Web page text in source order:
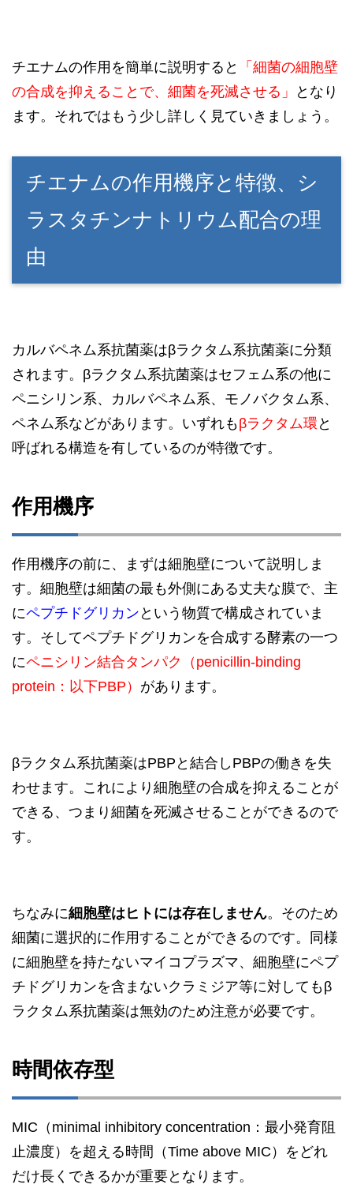
チエナムの作用を簡単に説明すると
「細菌の細胞壁
の合成を抑えることで、細菌を死滅させる」
となり
ます。それではもう少し詳しく見ていきましょう。
チエナムの作用機序と特徴、シ
ラスタチンナトリウム配合の理
由
カルバペネム系抗菌薬はβラクタム系抗菌薬に分類
されます。βラクタム系抗菌薬はセフェム系の他に
ペニシリン系、カルバペネム系、モノバクタム系、
ペネム系などがあります。いずれもβラクタム環 と
呼ばれる構造を有しているのが特徴です。
作用機序
作用機序の前に、まずは細胞壁について説明しま
す。細胞壁は細菌の最も外側にある丈夫な膜で、主
にペプチドグリカン という物質で構成されていま
す。そしてペプチドグリカンを合成する酵素の一つ
にペニシリン結合タンパク（penicillin‐binding
protein：以下PBP） があります。
βラクタム系抗菌薬はPBPと結合しPBPの働きを失
わせます。これにより細胞壁の合成を抑えることが
できる、つまり細菌を死滅させることができるので
す。
ちなみに細胞壁はヒトには存在しません。そのため
細菌に選択的に作用することができるのです。同様
に細胞壁を持たないマイコプラズマ、細胞壁にペプ
チドグリカンを含まないクラミジア等に対してもβ
ラクタム系抗菌薬は無効のため注意が必要です。
時間依存型
MIC（minimal inhibitory concentration：最小発育阻
止濃度）を超える時間（Time above MIC）をどれ
だけ長くできるかが重要となります。